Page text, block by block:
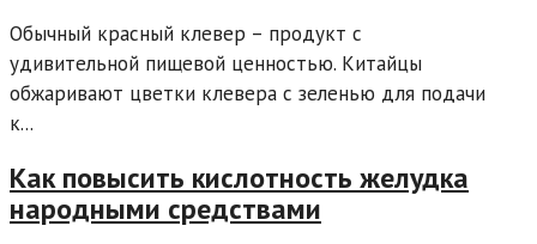
Обычный красный клевер – продукт с
удивительной пищевой ценностью. Китайцы
обжаривают цветки клевера с зеленью для подачи
к...
Как повысить кислотность желудка
народными средствами